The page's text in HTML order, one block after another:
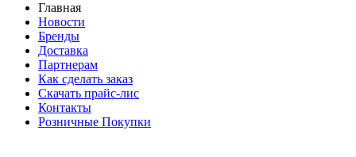
Главная
Новости
Бренды
Доставка
Партнерам
Как сделать заказ
Скачать прайс-лис
Контакты
Розничные Покупки